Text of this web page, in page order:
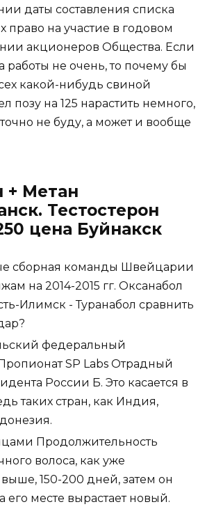
даты составления списка
на участие в годовом
акционеров Общества. Если
работы не очень, то почему бы
какой-нибудь свиной
позу на 125 нарастить немного,
точно не буду, а может и вообще
+ Метан
Тестостерон
цена Буйнакск
сборная команды Швейцарии
на 2014-2015 гг. Оксанабол
Илимск - Туранабол сравнить
федеральный
SP Labs Отрадный
России Б. Это касается в
таких стран, как Индия,
Продолжительность
волоса, как уже
150-200 дней, затем он
его месте вырастает новый.